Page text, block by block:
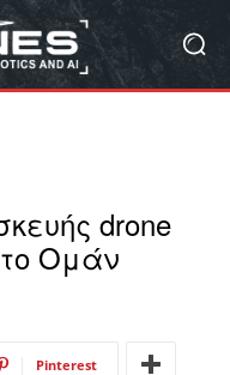
drone
Ομάν
Pinterest